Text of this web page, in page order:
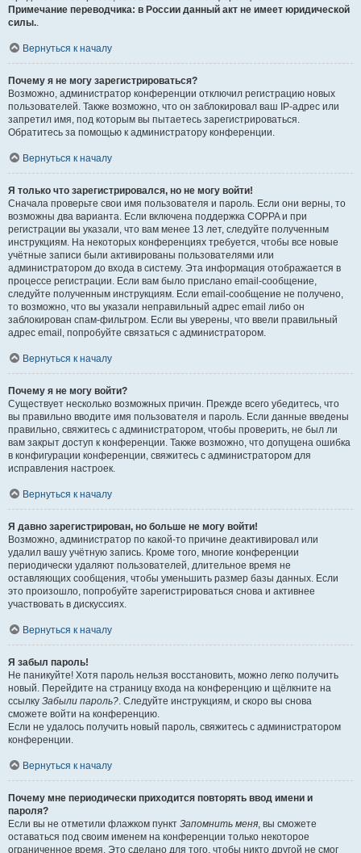
Примечание переводчика: в России данный акт не имеет юридической
силы..
Вернуться к началу
Почему я не могу зарегистрироваться?
Возможно, администратор конференции отключил регистрацию новых
пользователей. Также возможно, что он заблокировал ваш IP-адрес или
запретил имя, под которым вы пытаетесь зарегистрироваться.
Обратитесь за помощью к администратору конференции.
Вернуться к началу
Я только что зарегистрировался, но не могу войти!
Сначала проверьте свои имя пользователя и пароль. Если они верны, то
возможны два варианта. Если включена поддержка COPPA и при
регистрации вы указали, что вам менее 13 лет, следуйте полученным
инструкциям. На некоторых конференциях требуется, чтобы все новые
учётные записи были активированы пользователями или
администратором до входа в систему. Эта информация отображается в
процессе регистрации. Если вам было прислано email-сообщение,
следуйте полученным инструкциям. Если email-сообщение не получено,
то возможно, что вы указали неправильный адрес email либо он
заблокирован спам-фильтром. Если вы уверены, что ввели правильный
адрес email, попробуйте связаться с администратором.
Вернуться к началу
Почему я не могу войти?
Существует несколько возможных причин. Прежде всего убедитесь, что
вы правильно вводите имя пользователя и пароль. Если данные введены
правильно, свяжитесь с администратором, чтобы проверить, не был ли
вам закрыт доступ к конференции. Также возможно, что допущена ошибка
в конфигурации конференции, свяжитесь с администратором для
исправления настроек.
Вернуться к началу
Я давно зарегистрирован, но больше не могу войти!
Возможно, администратор по какой-то причине деактивировал или
удалил вашу учётную запись. Кроме того, многие конференции
периодически удаляют пользователей, длительное время не
оставляющих сообщения, чтобы уменьшить размер базы данных. Если
это произошло, попробуйте зарегистрироваться снова и активнее
участвовать в дискуссиях.
Вернуться к началу
Я забыл пароль!
Не паникуйте! Хотя пароль нельзя восстановить, можно легко получить
новый. Перейдите на страницу входа на конференцию и щёлкните на
ссылку Забыли пароль?. Следуйте инструкциям, и скоро вы снова
сможете войти на конференцию.
Если не удалось получить новый пароль, свяжитесь с администратором
конференции.
Вернуться к началу
Почему мне периодически приходится повторять ввод имени и
пароля?
Если вы не отметили флажком пункт Запомнить меня, вы сможете
оставаться под своим именем на конференции только некоторое
ограниченное время. Это сделано для того, чтобы никто другой не смог